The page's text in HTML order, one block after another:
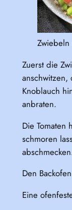
Zwiebeln
Zuerst die
Knoblauch
anbraten.
Die
schmoren
Den
Eine